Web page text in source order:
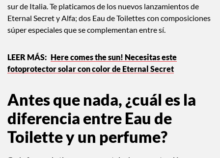
que te transportan mentalmente a una playa soleada en el
sur de Italia. Te platicamos de los nuevos lanzamientos de
Eternal Secret y Alfa; dos Eau de Toilettes con composiciones
Here comes the sun! Necesitas este
Antes que nada, ¿cuál es la
diferencia entre Eau de
Toilette y un perfume?